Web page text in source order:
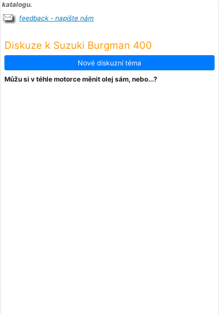
katalogu.
feedback - napište nám
Diskuze k Suzuki Burgman 400
Nové diskuzní téma
Můžu si v téhle motorce měnit olej sám, nebo...?